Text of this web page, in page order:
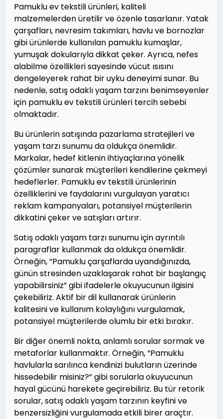
Pamuklu ev tekstili ürünleri, kaliteli
malzemelerden üretilir ve özenle tasarlanır. Yatak
çarşafları, nevresim takımları, havlu ve bornozlar
gibi ürünlerde kullanılan pamuklu kumaşlar,
yumuşak dokularıyla dikkat çeker. Ayrıca, nefes
alabilme özellikleri sayesinde vücut ısısını
dengeleyerek rahat bir uyku deneyimi sunar. Bu
nedenle, satış odaklı yaşam tarzını benimseyenler
için pamuklu ev tekstili ürünleri tercih sebebi
olmaktadır.
Bu ürünlerin satışında pazarlama stratejileri ve
yaşam tarzı sunumu da oldukça önemlidir.
Markalar, hedef kitlenin ihtiyaçlarına yönelik
çözümler sunarak müşterileri kendilerine çekmeyi
hedeflerler. Pamuklu ev tekstili ürünlerinin
özelliklerini ve faydalarını vurgulayan yaratıcı
reklam kampanyaları, potansiyel müşterilerin
dikkatini çeker ve satışları artırır.
Satış odaklı yaşam tarzı sunumu için ayrıntılı
paragraflar kullanmak da oldukça önemlidir.
Örneğin, “Pamuklu çarşaflarda uyandığınızda,
günün stresinden uzaklaşarak rahat bir başlangıç
yapabilirsiniz” gibi ifadelerle okuyucunun ilgisini
çekebiliriz. Aktif bir dil kullanarak ürünlerin
kalitesini ve kullanım kolaylığını vurgulamak,
potansiyel müşterilerde olumlu bir etki bırakır.
Bir diğer önemli nokta, anlamlı sorular sormak ve
metaforlar kullanmaktır. Örneğin, “Pamuklu
havlularla sarılınca kendinizi bulutların üzerinde
hissedebilir misiniz?” gibi sorularla okuyucunun
hayal gücünü harekete geçirebiliriz. Bu tür retorik
sorular, satış odaklı yaşam tarzının keyfini ve
benzersizliğini vurgulamada etkili birer araçtır.